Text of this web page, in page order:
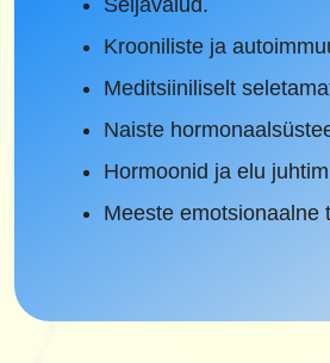
Seljavalud.
Krooniliste ja
Meditsiiniliselt
Naiste
Hormoonid ja elu
Meeste emotsionaalne